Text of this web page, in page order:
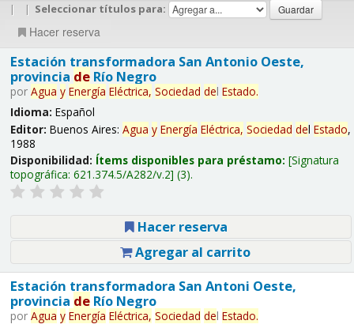
| | Seleccionar títulos para:
Hacer reserva
Estación transformadora San Antonio Oeste,
provincia deRío Negro
por Agua y Energía Eléctrica, Sociedad del Estado.
Idioma: Español
Editor: Buenos Aires: Agua y Energía Eléctrica, Sociedad del Estado,
1988
Disponibilidad: Ítems disponibles para préstamo: Signatura
topográfica: 621.374.5/A282/v.2 (3).
Hacer reserva
Agregar al carrito
Estación transformadora San Antoni Oeste,
provincia deRío Negro
por Agua y Energía Eléctrica, Sociedad del Estado.